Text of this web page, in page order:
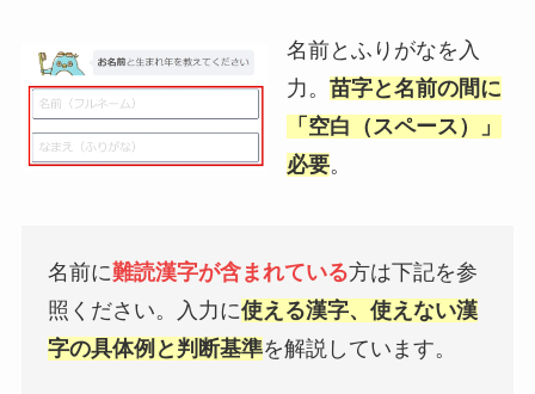
名前とふりがなを入
力。苗字と名前の間に
「空白（スペース）」
必要。
名前に難読漢字が含まれている方は下記を参
照ください。入力に使える漢字、使えない漢
字の具体例と判断基準を解説しています。